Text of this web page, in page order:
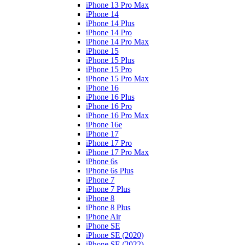
iPhone 13 Pro Max
iPhone 14
iPhone 14 Plus
iPhone 14 Pro
iPhone 14 Pro Max
iPhone 15
iPhone 15 Plus
iPhone 15 Pro
iPhone 15 Pro Max
iPhone 16
iPhone 16 Plus
iPhone 16 Pro
iPhone 16 Pro Max
iPhone 16e
iPhone 17
iPhone 17 Pro
iPhone 17 Pro Max
iPhone 6s
iPhone 6s Plus
iPhone 7
iPhone 7 Plus
iPhone 8
iPhone 8 Plus
iPhone Air
iPhone SE
iPhone SE (2020)